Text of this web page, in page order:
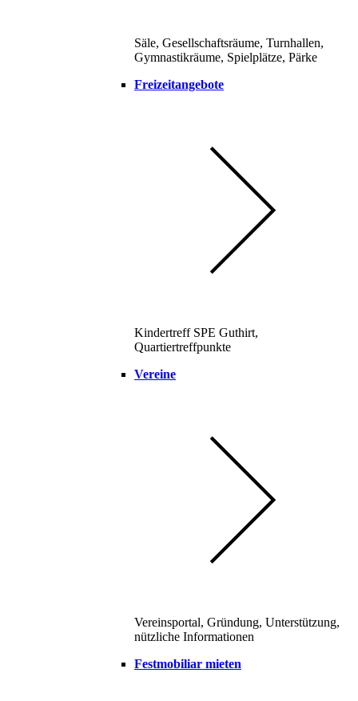
Säle, Gesellschaftsräume, Turnhallen,
Gymnastikräume, Spielplätze, Pärke
Freizeitangebote
Kindertreff SPE Guthirt,
Quartiertreffpunkte
Vereine
Vereinsportal, Gründung, Unterstützung,
nützliche Informationen
Festmobiliar mieten